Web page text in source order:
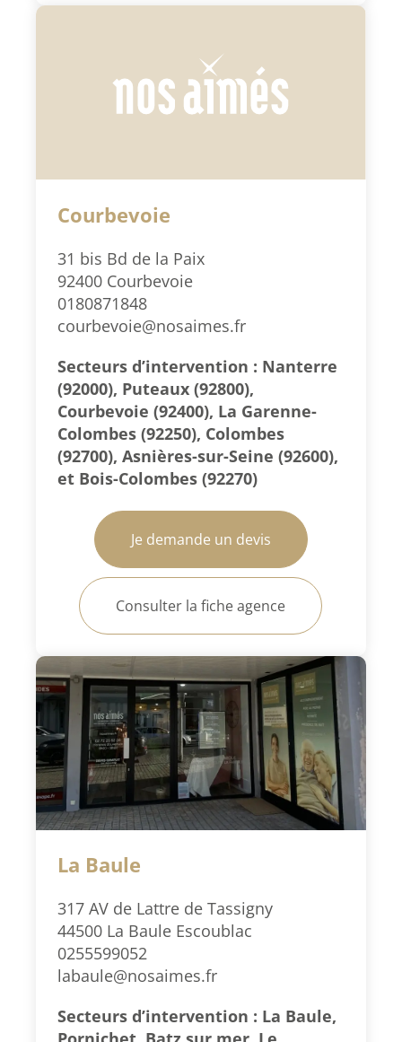
Courbevoie
31 bis Bd de la Paix
92400 Courbevoie
0180871848
courbevoie@nosaimes.fr
Secteurs d’intervention : Nanterre
(92000), Puteaux (92800),
Courbevoie (92400), La Garenne-
Colombes (92250), Colombes
(92700), Asnières-sur-Seine (92600),
et Bois-Colombes (92270)
Je demande un devis
Consulter la fiche agence
La Baule
317 AV de Lattre de Tassigny
44500 La Baule Escoublac
0255599052
labaule@nosaimes.fr
Secteurs d’intervention : La Baule,